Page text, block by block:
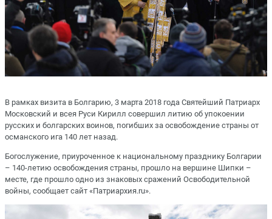
В рамках визита в Болгарию, 3 марта 2018 года Святейший Патриарх
Московский и всея Руси Кирилл совершил литию об упокоении
русских и болгарских воинов, погибших за освобождение страны от
османского ига 140 лет назад.
Богослужение, приуроченное к национальному празднику Болгарии
– 140-летию освобождения страны, прошло на вершине Шипки –
месте, где прошло одно из знаковых сражений Освободительной
войны, сообщает сайт «Патриархия.ru».